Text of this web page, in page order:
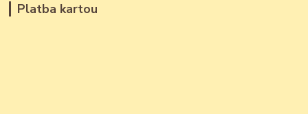
Platba kartou